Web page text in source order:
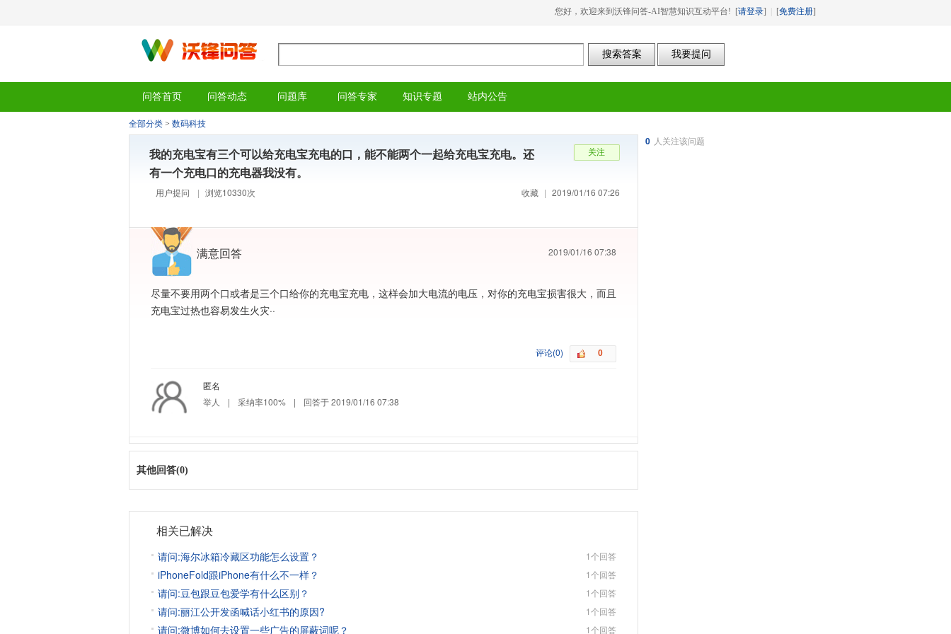
您好，欢迎来到沃锋问答-AI智慧知识互动平台! [请登录] [免费注册]
问答首页 问答动态 问题库 问答专家 知识专题 站内公告
全部分类 > 数码科技
我的充电宝有三个可以给充电宝充电的口，能不能两个一起给充电宝充电。还
有一个充电口的充电器我没有。
用户提问
| 浏览10330次 收藏 | 2019/01/16 07:26
满意回答 2019/01/16 07:38
尽量不要用两个口或者是三个口给你的充电宝充电，这样会加大电流的电压，对你的充电宝损害很大，而且
充电宝过热也容易发生火灾··
评论(0)
匿名
举人
| 采纳率100% | 回答于 2019/01/16 07:38
其他回答(0)
相关已解决
1个回答
请问:海尔冰箱冷藏区功能怎么设置？
1个回答
iPhoneFold跟iPhone有什么不一样？
1个回答
请问:豆包跟豆包爱学有什么区别？
1个回答
请问:丽江公开发函喊话小红书的原因?
1个回答
请问:微博如何去设置一些广告的屏蔽词呢？
0 人关注该问题